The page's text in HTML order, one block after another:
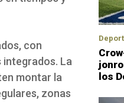
con
La
montar la
zonas
los